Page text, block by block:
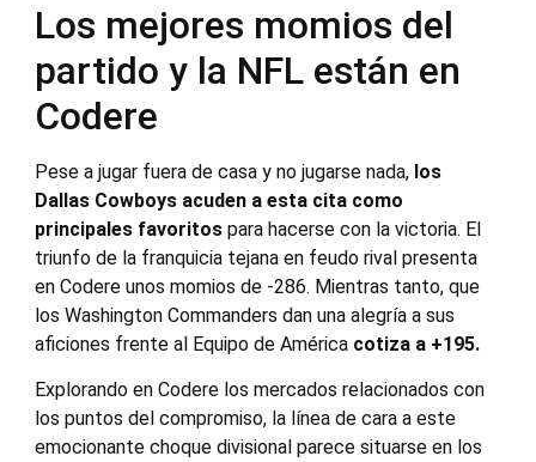
Los mejores momios del
partido y la NFL están en
Codere
Pese a jugar fuera de casa y no jugarse nada, los
Dallas Cowboys acuden a esta cita como
principales favoritos para hacerse con la victoria. El
triunfo de la franquicia tejana en feudo rival presenta
en Codere unos momios de -286. Mientras tanto, que
los Washington Commanders dan una alegría a sus
aficiones frente al Equipo de América cotiza a +195.
Explorando en Codere los mercados relacionados con
los puntos del compromiso, la línea de cara a este
emocionante choque divisional parece situarse en los